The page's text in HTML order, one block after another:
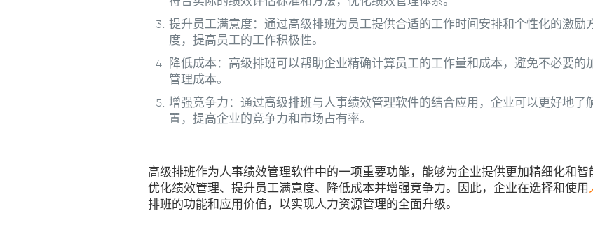
提升员工满意度：通过高级排班为员工提供合适的工作时间安排和个性化的激励
度，提高员工的工作积极性。
降低成本：高级排班可以帮助企业精确计算员工的工作量和成本，避免不必要
管理成本。
增强竞争力：通过高级排班与人事绩效管理软件的结合应用，企业可以更好地
置，提高企业的竞争力和市场占有率。
高级排班作为人事绩效管理软件中的一项重要功能，能够为企业提供更加精细化和智
优化绩效管理、提升员工满意度、降低成本并增强竞争力。因此，企业在选择和使用
排班的功能和应用价值，以实现人力资源管理的全面升级。